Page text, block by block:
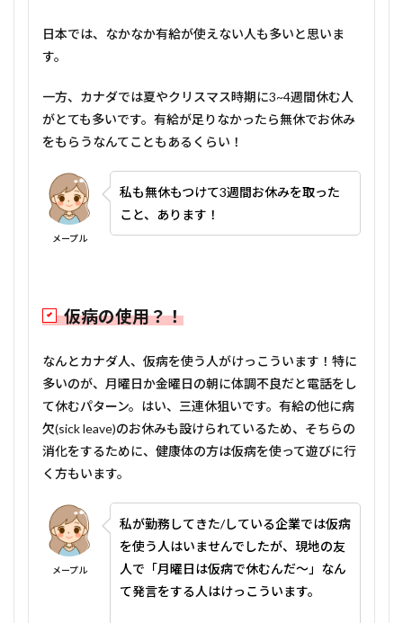
日本では、なかなか有給が使えない人も多いと思いま
す。
一方、カナダでは夏やクリスマス時期に3~4週間休む人
がとても多いです。有給が足りなかったら無休でお休み
をもらうなんてこともあるくらい！
メープル
私も無休もつけて3週間お休みを取った
こと、あります！
仮病の使用？！
なんとカナダ人、仮病を使う人がけっこういます！特に
多いのが、月曜日か金曜日の朝に体調不良だと電話をし
て休むパターン。はい、三連休狙いです。有給の他に病
欠(sick leave)のお休みも設けられているため、そちらの
消化をするために、健康体の方は仮病を使って遊びに行
く方もいます。
メープル
私が勤務してきた/している企業では仮病
を使う人はいませんでしたが、現地の友
人で「月曜日は仮病で休むんだ～」なん
て発言をする人はけっこういます。